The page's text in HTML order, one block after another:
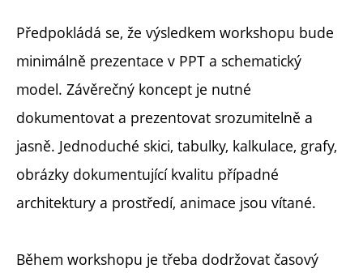
Předpokládá se, že výsledkem workshopu bude
minimálně prezentace v PPT a schematický
model. Závěrečný koncept je nutné
dokumentovat a prezentovat srozumitelně a
jasně. Jednoduché skici, tabulky, kalkulace, grafy,
obrázky dokumentující kvalitu případné
architektury a prostředí, animace jsou vítané.
Během workshopu je třeba dodržovat časový